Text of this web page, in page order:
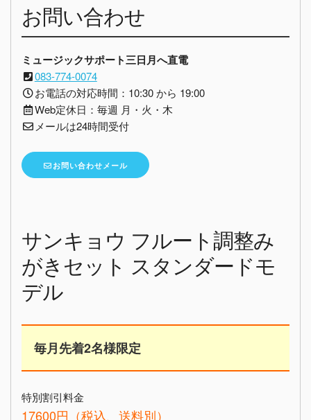
お問い合わせ
ミュージックサポート三日月へ直電
083-774-0074
お電話の対応時間：10:30 から 19:00
Web定休日：毎週 月・火・木
メールは24時間受付
お問い合わせメール
サンキョウ フルート調整み
がきセット スタンダードモ
デル
毎月先着2名様限定
特別割引料金
17600円（税込、送料別）